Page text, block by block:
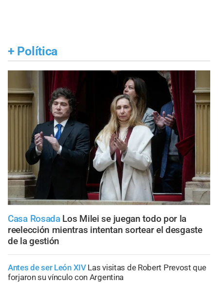
+ Política
Casa Rosada Los Milei se juegan todo por la
reelección mientras intentan sortear el desgaste
de la gestión
Antes de ser León XIV Las visitas de Robert Prevost que
forjaron su vínculo con Argentina